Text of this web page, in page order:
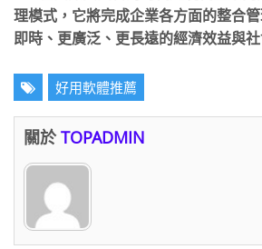
理模式，它將完成企業各方面的整合
即時、更廣泛、更長遠的經濟效益與社
好用軟體推薦
關於 TOPADMIN